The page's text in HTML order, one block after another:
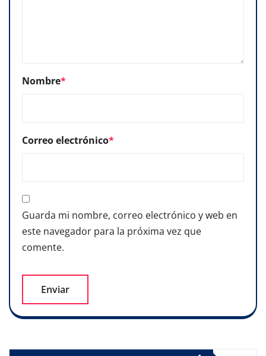
Nombre*
Correo electrónico*
Guarda mi nombre, correo electrónico y web en
este navegador para la próxima vez que
comente.